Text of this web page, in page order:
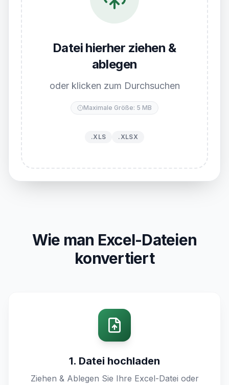
Datei hierher ziehen &
ablegen
oder klicken zum Durchsuchen
Maximale Größe: 5 MB
.XLS .XLSX
Wie man Excel-Dateien
konvertiert
1. Datei hochladen
Ziehen & Ablegen Sie Ihre Excel-Datei oder